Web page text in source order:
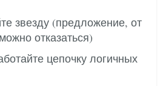
звезду (предложение, от
отказаться)
цепочку логичных